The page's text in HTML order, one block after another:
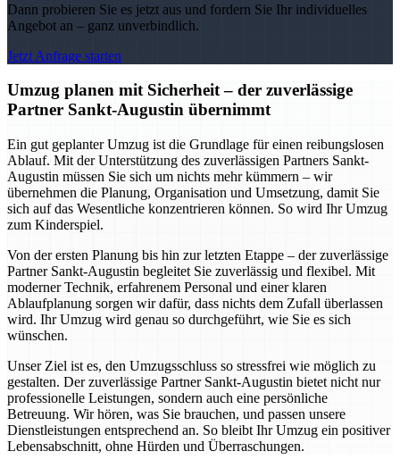
Dann probieren Sie es jetzt aus und fordern Sie Ihr individuelles
Angebot an – ganz unverbindlich.
Jetzt Anfrage starten
Umzug planen mit Sicherheit – der zuverlässige
Partner Sankt-Augustin übernimmt
Ein gut geplanter Umzug ist die Grundlage für einen reibungslosen
Ablauf. Mit der Unterstützung des zuverlässigen Partners Sankt-
Augustin müssen Sie sich um nichts mehr kümmern – wir
übernehmen die Planung, Organisation und Umsetzung, damit Sie
sich auf das Wesentliche konzentrieren können. So wird Ihr Umzug
zum Kinderspiel.
Von der ersten Planung bis hin zur letzten Etappe – der zuverlässige
Partner Sankt-Augustin begleitet Sie zuverlässig und flexibel. Mit
moderner Technik, erfahrenem Personal und einer klaren
Ablaufplanung sorgen wir dafür, dass nichts dem Zufall überlassen
wird. Ihr Umzug wird genau so durchgeführt, wie Sie es sich
wünschen.
Unser Ziel ist es, den Umzugsschluss so stressfrei wie möglich zu
gestalten. Der zuverlässige Partner Sankt-Augustin bietet nicht nur
professionelle Leistungen, sondern auch eine persönliche
Betreuung. Wir hören, was Sie brauchen, und passen unsere
Dienstleistungen entsprechend an. So bleibt Ihr Umzug ein positiver
Lebensabschnitt, ohne Hürden und Überraschungen.